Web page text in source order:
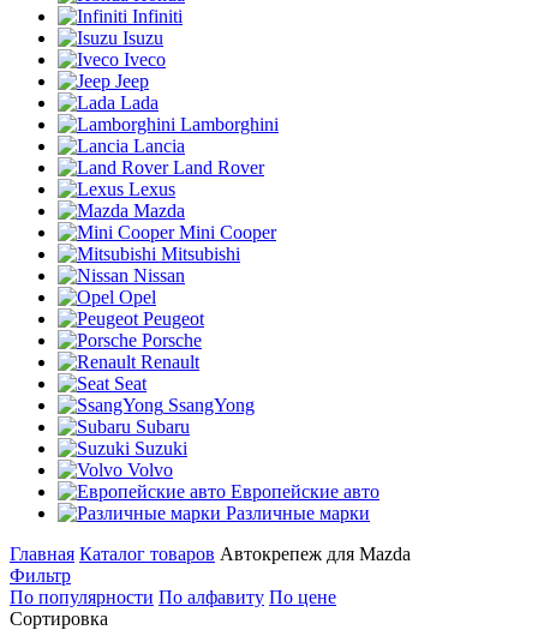
Infiniti
Isuzu
Iveco
Jeep
Lada
Lamborghini
Lancia
Land Rover
Lexus
Mazda
Mini Cooper
Mitsubishi
Nissan
Opel
Peugeot
Porsche
Renault
Seat
SsangYong
Subaru
Suzuki
Volvo
Европейские авто
Различные марки
Главная Каталог товаров Автокрепеж для Mazda
Фильтр
По популярности По алфавиту По цене
Сортировка